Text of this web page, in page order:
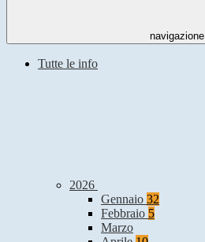
navigazione
Tutte le info
2026
Gennaio 32
Febbraio 5
Marzo